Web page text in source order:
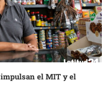
el MIT y el